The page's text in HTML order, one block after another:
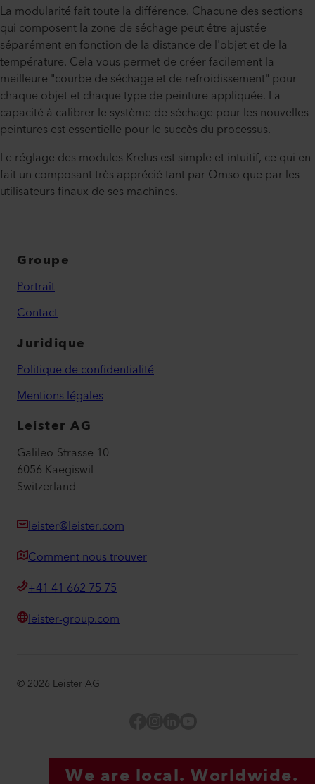
La modularité fait toute la différence. Chacune des sections
qui composent la zone de séchage peut être ajustée
séparément en fonction de la distance de l'objet et de la
température. Cela vous permet de créer facilement la
meilleure "courbe de séchage et de refroidissement" pour
chaque objet et chaque type de peinture appliquée. La
capacité à calibrer le système de séchage pour les nouvelles
peintures est essentielle pour le succès du processus.
Le réglage des modules Krelus est simple et intuitif, ce qui en
fait un composant très apprécié tant par Omso que par les
utilisateurs finaux de ses machines.
Groupe
Portrait
Contact
Juridique
Politique de confidentialité
Mentions légales
Leister AG
Galileo-Strasse 10
6056 Kaegiswil
Switzerland
leister@leister.com
Comment nous trouver
+41 41 662 75 75
leister-group.com
© 2026 Leister AG
We are local. Worldwide.